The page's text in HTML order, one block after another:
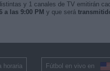
y 1 canales de TV emitirán
a las 9:00 PM y que será
horaria Fútbol en vivo en